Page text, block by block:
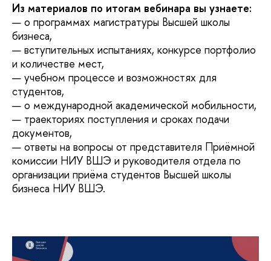
Из материалов по итогам вебинара вы узнаете:
— о программах магистратуры Высшей школы
бизнеса,
— вступительных испытаниях, конкурсе портфолио
и количестве мест,
— учебном процессе и возможностях для
студентов,
— о международной академической мобильности,
— траекториях поступления и сроках подачи
документов,
— ответы на вопросы от представителя Приёмной
комиссии НИУ ВШЭ и руководителя отдела по
организации приёма студентов Высшей школы
бизнеса НИУ ВШЭ.